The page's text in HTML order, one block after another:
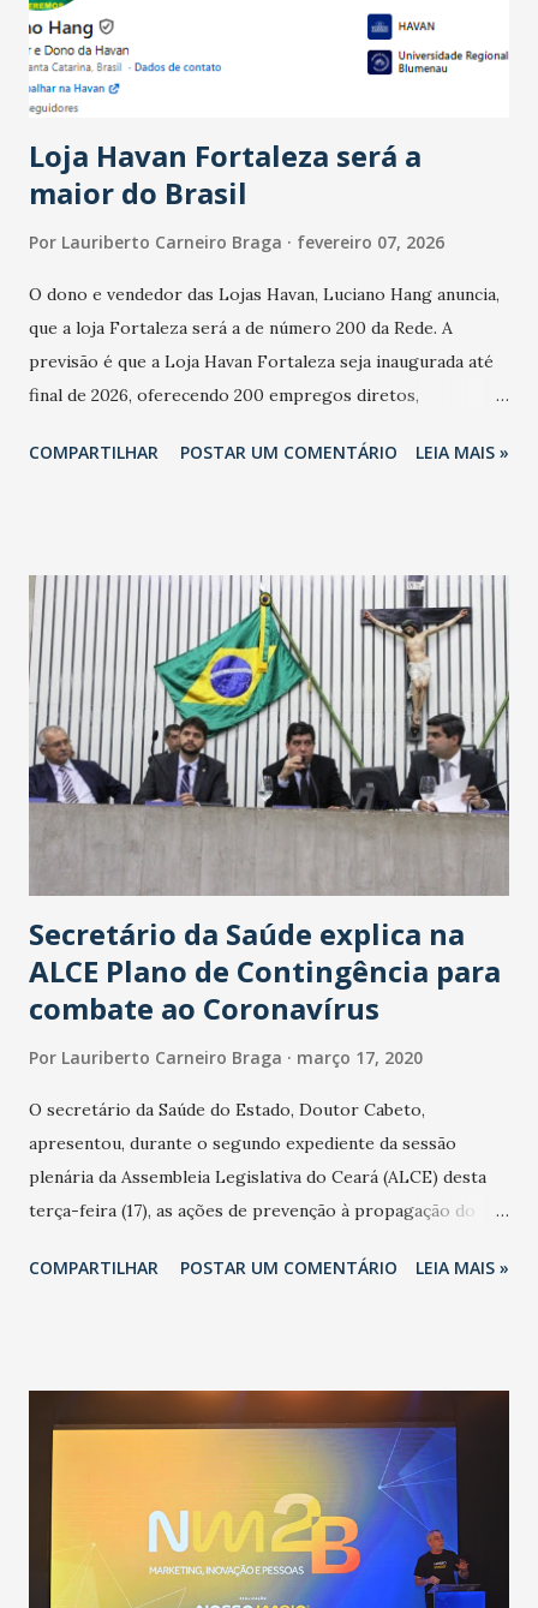
estabelecimentos no prejuízo ficou em 19%, pouco abaixo
do observado no mês anterior. Outros 1% não existiam em
novembro. Em relação a outubro, o faturamento também
Loja Havan Fortaleza será a
maior do Brasil
Por Lauriberto Carneiro Braga fevereiro 07, 2026
O dono e vendedor das Lojas Havan, Luciano Hang anuncia,
que a loja Fortaleza será a de número 200 da Rede. A
previsão é que a Loja Havan Fortaleza seja inaugurada até
final de 2026, oferecendo 200 empregos diretos,
Havan Fortaleza ainda não foi anunciada oficialmente, mas
COMPARTILHAR POSTAR UM COMENTÁRIO LEIA MAIS »
Secretário da Saúde explica na
ALCE Plano de Contingência para
combate ao Coronavírus
Por Lauriberto Carneiro Braga março 17, 2020
O secretário da Saúde do Estado, Doutor Cabeto,
apresentou, durante o segundo expediente da sessão
plenária da Assembleia Legislativa do Ceará (ALCE) desta
terça-feira (17), as ações de prevenção à propagação do
adotadas pelo Governo do Estado na contenção da
população suspeita e de cuidados com os ambientes
públicos e domiciliares. “Nós não estamos vivendo uma
epidemia comum, como temos em todos os anos, com
aumento de casos de dengue, influenza ou H1N1. Trata-se
de uma epidemia com um vírus diferente, com um poder de
contaminação maior que outros coronavírus”, apontou o
COMPARTILHAR POSTAR UM COMENTÁRIO LEIA MAIS »